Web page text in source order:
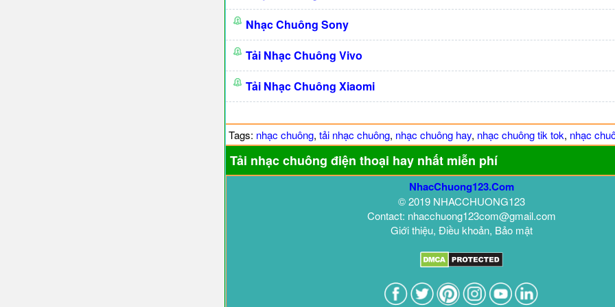
Nhạc Chuông Sony
Tải Nhạc Chuông Vivo
Tải Nhạc Chuông Xiaomi
Tags: nhạc chuông, tải nhạc chuông, nhạc chuông hay, nhạc chuông tik tok, nhạc
Tải nhạc chuông điện thoại hay nhất miễn phí
NhacChuong123.Com
© 2019 NHACCHUONG123
Contact: nhacchuong123com@gmail.com
Giới thiệu, Điều khoản, Bảo mật